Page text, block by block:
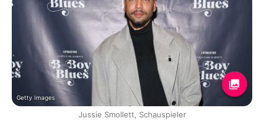
Getty Images
Jussie Smollett, Schauspieler